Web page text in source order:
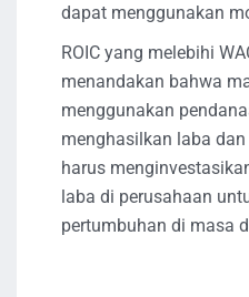
dapat menggunakan
ROIC yang melebihi
menandakan bahwa
menggunakan
menghasilkan laba
harus
laba di perusahaan
pertumbuhan di masa